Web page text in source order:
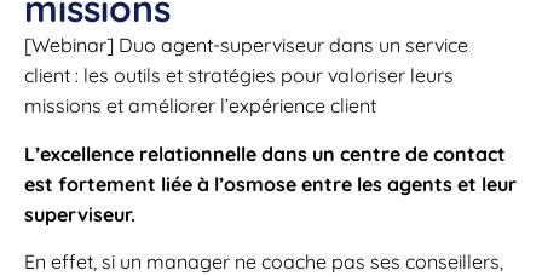
[Webinar] Duo agent-superviseur dans un service
client : les outils et stratégies pour valoriser leurs
missions et améliorer l’expérience client
L’excellence relationnelle dans un centre de contact
est fortement liée à l’osmose entre les agents et leur
superviseur.
En effet, si un manager ne coache pas ses conseillers,